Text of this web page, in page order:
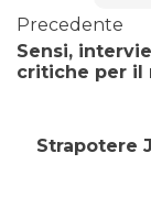
Precedente
Sensi,
critiche per il
Strapotere